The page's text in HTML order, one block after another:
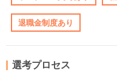
退職金制度あり
選考プロセス